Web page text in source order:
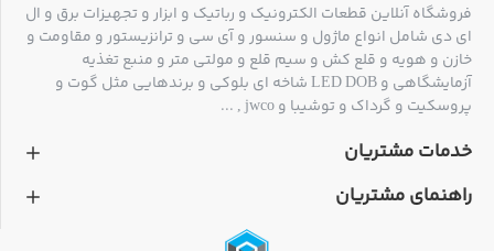
فروشگاه آنلاین قطعات الکترونیک و رباتیک و ابزار و تجهیزات برق و ال
ای دی شامل انواع ماژول و سنسور و آی سی و ترانزیستور و مقاومت و
خازن و هویه و قلع کش و سیم قلع و مولتی متر و منبع تغذیه
آزمایشگاهی و LED DOB شاخه ای بلوکی و برندهایی مثل گوت و
پروسکیت و گرداک و توشیبا و jwco , ...
خدمات مشتریان
راهنمای مشتریان